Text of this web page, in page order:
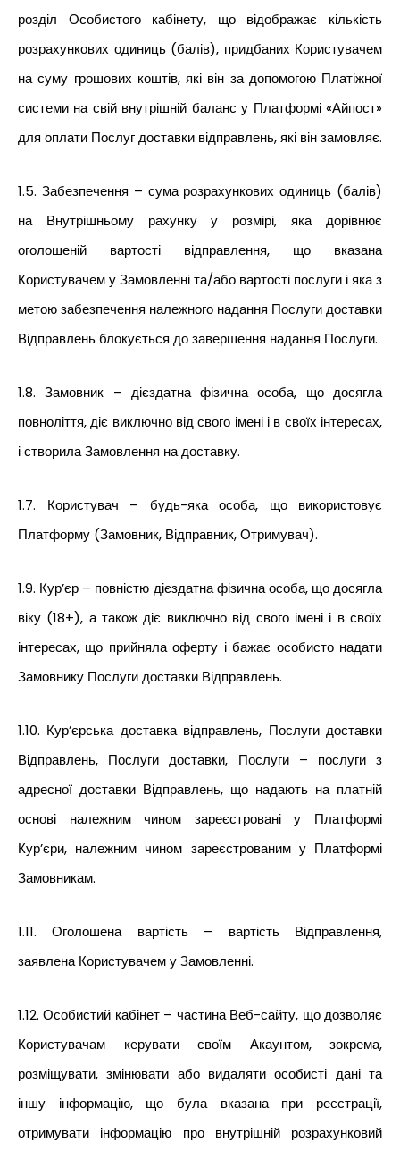
розділ Особистого кабінету, що відображає кількість
розрахункових одиниць (балів), придбаних Користувачем
на суму грошових коштів, які він за допомогою Платіжної
системи на свій внутрішній баланс у Платформі «Айпост»
для оплати Послуг доставки відправлень, які він замовляє.
1.5. Забезпечення – сума розрахункових одиниць (балів)
на Внутрішньому рахунку у розмірі, яка дорівнює
оголошеній вартості відправлення, що вказана
Користувачем у Замовленні та/або вартості послуги і яка з
метою забезпечення належного надання Послуги доставки
Відправлень блокується до завершення надання Послуги.
1.8. Замовник – дієздатна фізична особа, що досягла
повноліття, діє виключно від свого імені і в своїх інтересах,
і створила Замовлення на доставку.
1.7. Користувач – будь-яка особа, що використовує
Платформу (Замовник, Відправник, Отримувач).
1.9. Кур’єр – повністю дієздатна фізична особа, що досягла
віку (18+), а також діє виключно від свого імені і в своїх
інтересах, що прийняла оферту і бажає особисто надати
Замовнику Послуги доставки Відправлень.
1.10. Кур’єрська доставка відправлень, Послуги доставки
Відправлень, Послуги доставки, Послуги – послуги з
адресної доставки Відправлень, що надають на платній
основі належним чином зареєстровані у Платформі
Кур’єри, належним чином зареєстрованим у Платформі
Замовникам.
1.11. Оголошена вартість – вартість Відправлення,
заявлена Користувачем у Замовленні.
1.12. Особистий кабінет – частина Веб-сайту, що дозволяє
Користувачам керувати своїм Акаунтом, зокрема,
розміщувати, змінювати або видаляти особисті дані та
іншу інформацію, що була вказана при реєстрації,
отримувати інформацію про внутрішній розрахунковий